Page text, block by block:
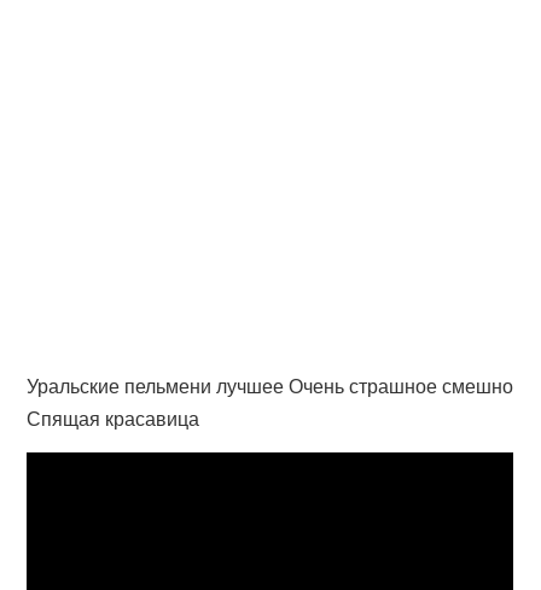
Уральские пельмени лучшее Очень страшное смешно
Спящая красавица